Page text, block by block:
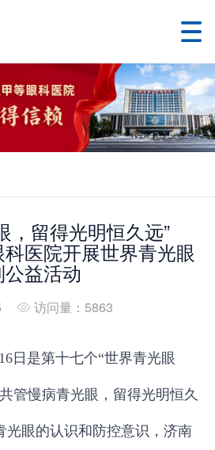
，留得光明恒久远”
医院开展世界青光眼
益活动
访问量：5863
日是第十七个“世界青光眼
管慢病青光眼，留得光明恒久
光眼的认识和防控意识，济南